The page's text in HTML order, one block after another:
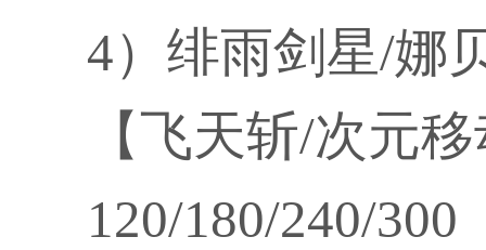
4）绯雨剑星/娜
【飞天斩/次元
120/180/240/